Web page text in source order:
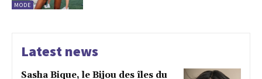
MODE
Latest news
Sasha Bique, le Bijou des îles du